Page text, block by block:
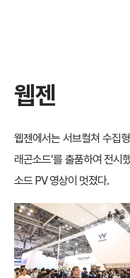
웹젠
웹젠에서는 서브컬쳐 수집
래곤소드’를 출품하여 전시
소드 PV 영상이 멋졌다.